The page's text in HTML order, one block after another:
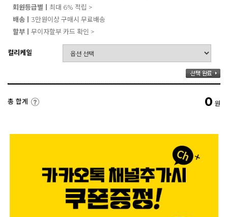
회원등급별ㅣ 최대 6% 적립 >
배송ㅣ 3만원이상 구매시 무료배송
할부ㅣ 무이자할부 카드 확인 >
컬리케일
총 합계 0 원